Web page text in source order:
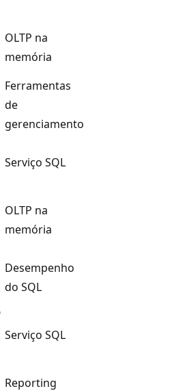
OLTP na
memória
Ferramentas
de
gerenciamento
Serviço SQL
OLTP na
memória
Desempenho
do SQL
Serviço SQL
Reporting